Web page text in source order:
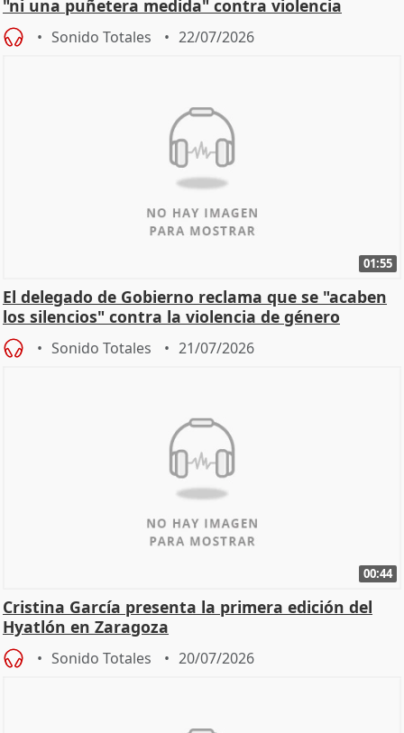
"ni una puñetera medida" contra violencia
machista
Sonido Totales 22/07/2026
01:55
El delegado de Gobierno reclama que se "acaben
los silencios" contra la violencia de género
Sonido Totales 21/07/2026
00:44
Cristina García presenta la primera edición del
Hyatlón en Zaragoza
Sonido Totales 20/07/2026